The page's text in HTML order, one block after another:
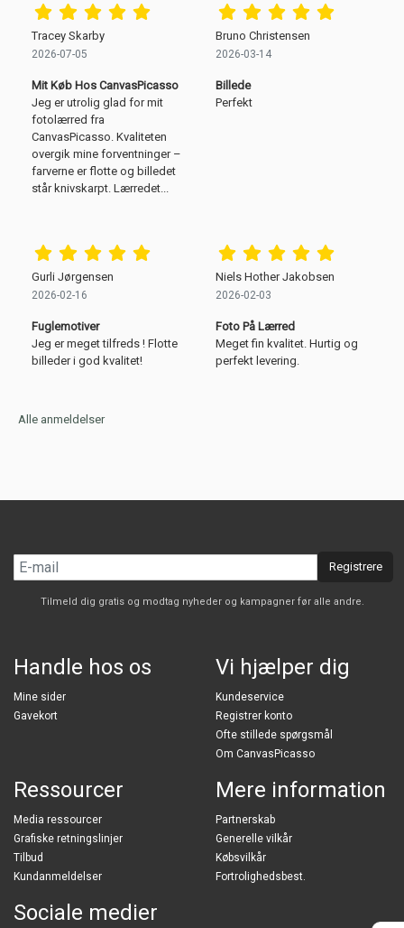
Tracey Skarby
2026-07-05
Mit Køb Hos CanvasPicasso
Jeg er utrolig glad for mit
fotolærred fra
CanvasPicasso. Kvaliteten
overgik mine forventninger –
farverne er flotte og billedet
står knivskarpt. Lærredet...
Bruno Christensen
2026-03-14
Billede
Perfekt
Gurli Jørgensen
2026-02-16
Fuglemotiver
Jeg er meget tilfreds ! Flotte
billeder i god kvalitet!
Niels Hother Jakobsen
2026-02-03
Foto På Lærred
Meget fin kvalitet. Hurtig og
perfekt levering.
Alle anmeldelser
Registrere
Tilmeld dig gratis og modtag nyheder og kampagner før alle andre.
Handle hos os
Mine sider
Gavekort
Vi hjælper dig
Kundeservice
Registrer konto
Ofte stillede spørgsmål
Om CanvasPicasso
Ressourcer
Media ressourcer
Grafiske retningslinjer
Tilbud
Kundanmeldelser
Mere information
Partnerskab
Generelle vilkår
Købsvilkår
Fortrolighedsbest.
Sociale medier